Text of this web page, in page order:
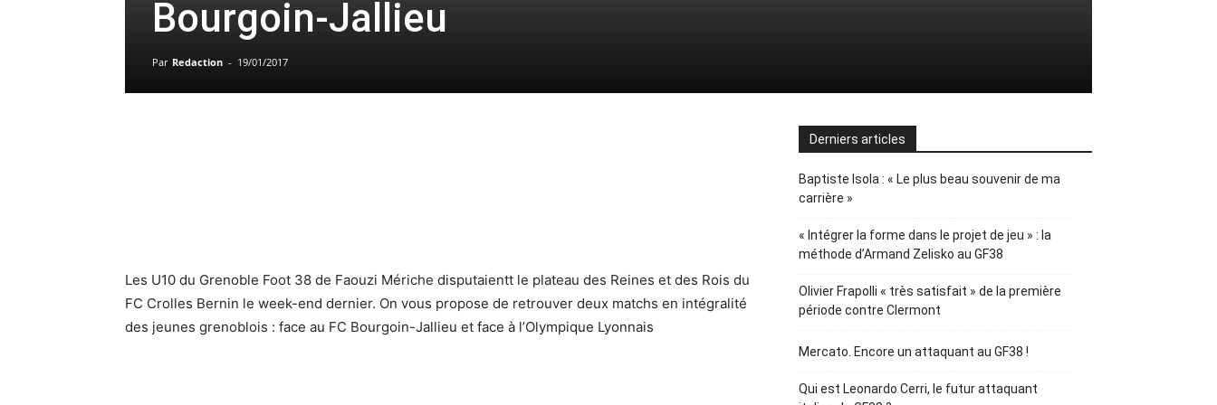
Bourgoin-Jallieu
Par Redaction - 19/01/2017
Les U10 du Grenoble Foot 38 de Faouzi Mériche disputaientt le plateau des Reines et des Rois du
FC Crolles Bernin le week-end dernier. On vous propose de retrouver deux matchs en intégralité
des jeunes grenoblois : face au FC Bourgoin-Jallieu et face à l’Olympique Lyonnais
Derniers articles
Baptiste Isola : « Le plus beau souvenir de ma
carrière »
« Intégrer la forme dans le projet de jeu » : la
méthode d’Armand Zelisko au GF38
Olivier Frapolli « très satisfait » de la première
période contre Clermont
Mercato. Encore un attaquant au GF38 !
Qui est Leonardo Cerri, le futur attaquant